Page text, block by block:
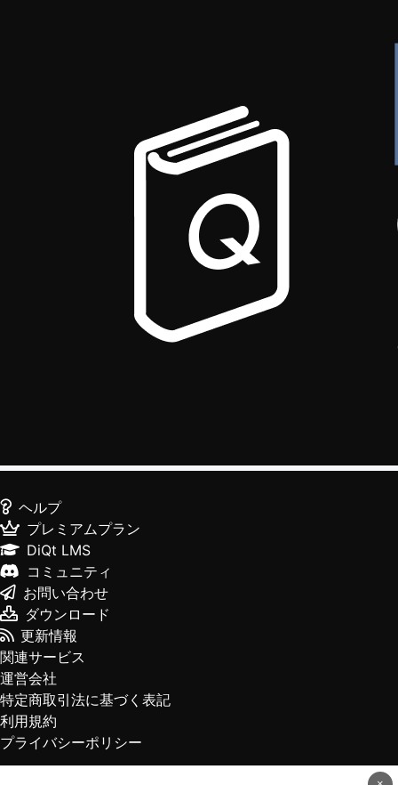
ヘルプ
プレミアムプラン
DiQt LMS
コミュニティ
お問い合わせ
ダウンロード
更新情報
関連サービス
運営会社
特定商取引法に基づく表記
利用規約
プライバシーポリシー